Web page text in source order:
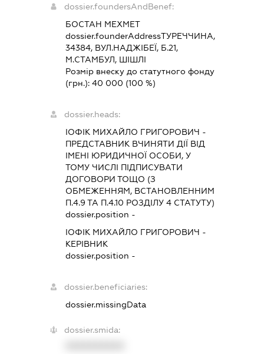
dossier.foundersAndBenef:
БОСТАН МЕХМЕТ
dossier.founderAddressТУРЕЧЧИНА,
34384, ВУЛ.НАДЖІБЕЇ, Б.21,
М.СТАМБУЛ, ШІШЛІ
Розмір внеску до статутного фонду
(грн.):40 000 (100 %)
dossier.heads:
ІОФІК МИХАЙЛО ГРИГОРОВИЧ -
ПРЕДСТАВНИК ВЧИНЯТИ ДІЇ ВІД
ІМЕНІ ЮРИДИЧНОЇ ОСОБИ, У
ТОМУ ЧИСЛІ ПІДПИСУВАТИ
ДОГОВОРИ ТОЩО (З
ОБМЕЖЕННЯМ, ВСТАНОВЛЕННИМ
П.4.9 ТА П.4.10 РОЗДІЛУ 4 СТАТУТУ)
dossier.position -
ІОФІК МИХАЙЛО ГРИГОРОВИЧ -
КЕРІВНИК
dossier.position -
dossier.beneficiaries:
dossier.missingData
dossier.smida: